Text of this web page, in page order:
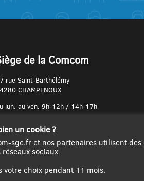
de la Comcom
rue Saint-Barthélémy
CHAMPENOUX
lun. au ven. 9h-12h / 14h-17h
83 31 74 37
un cookie ?
sgc.fr et nos partenaires utilisent
sociaux
votre choix pendant 11 mois.